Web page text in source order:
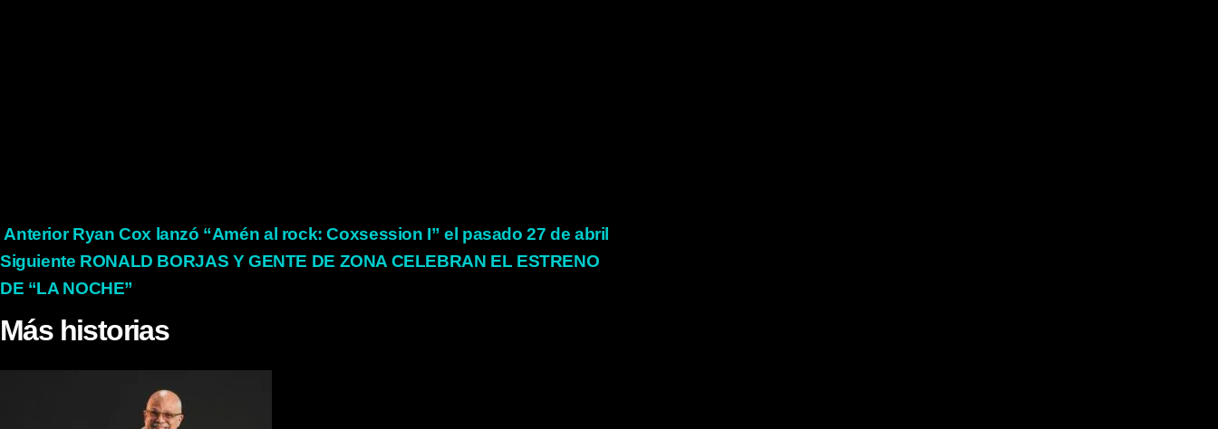
Seguir
leyendo
AnteriorRyan Cox lanzó “Amén al rock: Coxsession I” el pasado 27 de abril
Siguiente RONALD BORJAS Y GENTE DE ZONA CELEBRAN EL ESTRENO
DE “LA NOCHE”
Más historias